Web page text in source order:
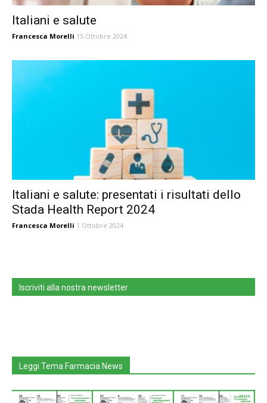
Italiani e salute
Francesca Morelli 15 Ottobre 2024
Italiani e salute: presentati i risultati dello
Stada Health Report 2024
Francesca Morelli 1 Ottobre 2024
Iscriviti alla nostra newsletter
Leggi Tema Farmacia News